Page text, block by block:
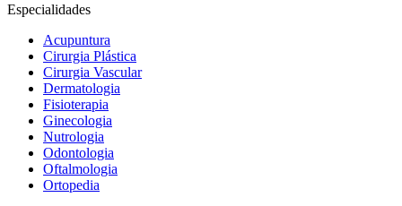
Especialidades
Acupuntura
Cirurgia Plástica
Cirurgia Vascular
Dermatologia
Fisioterapia
Ginecologia
Nutrologia
Odontologia
Oftalmologia
Ortopedia